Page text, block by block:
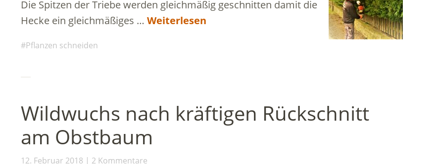
Die Spitzen der Triebe werden gleichmäßig geschnitten damit die
Hecke ein gleichmäßiges … Weiterlesen
Pflanzen schneiden
Wildwuchs nach kräftigen Rückschnitt
am Obstbaum
12. Februar 2018 2 Kommentare